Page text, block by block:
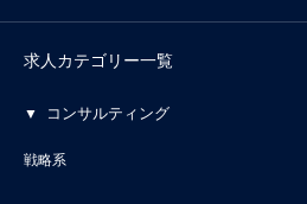
求人カテゴリー一覧
コンサルティング
戦略系